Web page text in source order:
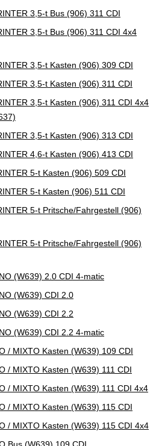
3,5-t Bus (906) 311 CDI
3,5-t Bus (906) 311 CDI 4x4
3,5-t Kasten (906) 309 CDI
3,5-t Kasten (906) 311 CDI
3,5-t Kasten (906) 311 CDI 4x4
3,5-t Kasten (906) 313 CDI
4,6-t Kasten (906) 413 CDI
5-t Kasten (906) 509 CDI
5-t Kasten (906) 511 CDI
5-t Pritsche/Fahrgestell (906)
5-t Pritsche/Fahrgestell (906)
(W639) 2.0 CDI 4-matic
(W639) CDI 2.0
(W639) CDI 2.2
(W639) CDI 2.2 4-matic
/ MIXTO Kasten (W639) 109 CDI
/ MIXTO Kasten (W639) 111 CDI
/ MIXTO Kasten (W639) 111 CDI 4x4
/ MIXTO Kasten (W639) 115 CDI
/ MIXTO Kasten (W639) 115 CDI 4x4